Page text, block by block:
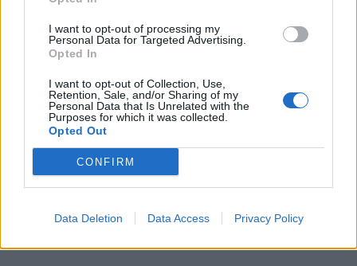
I want to opt-out of processing my
Personal Data for Targeted Advertising.
Opted In
I want to opt-out of Collection, Use,
Retention, Sale, and/or Sharing of my
Personal Data that Is Unrelated with the
Purposes for which it was collected.
Opted Out
CONFIRM
Data Deletion Data Access Privacy Policy